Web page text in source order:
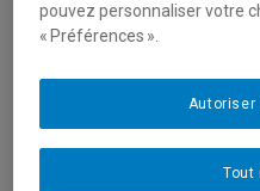
Cohorte de l'édition 2023
pouvez personnaliser votre
« Préférences ».
Tout
Autoriser